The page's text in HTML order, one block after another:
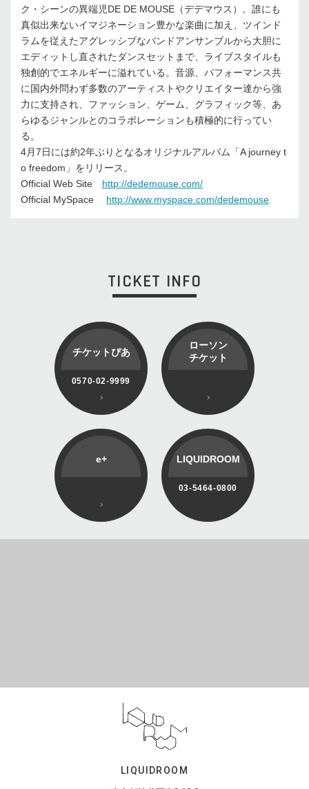
ク・シーンの異端児DE DE MOUSE（デデマウス）。誰にも
真似出来ないイマジネーション豊かな楽曲に加え、ツインド
ラムを従えたアグレッシブなバンドアンサンブルから大胆に
エディットし直されたダンスセットまで、ライブスタイルも
独創的でエネルギーに溢れている。音源、パフォーマンス共
に国内外問わず多数のアーティストやクリエイター達から強
力に支持され、ファッション、ゲーム、グラフィック等、あ
らゆるジャンルとのコラボレーションも積極的に行ってい
る。
4月7日には約2年ぶりとなるオリジナルアルバム「A journey t
o freedom」をリリース。
Official Web Site http://dedemouse.com/
Official MySpace http://www.myspace.com/dedemouse
TICKET INFO
チケットぴあ
0570-02-9999
ローソン
チケット
e+ LIQUIDROOM
03-5464-0800
LIQUIDROOM